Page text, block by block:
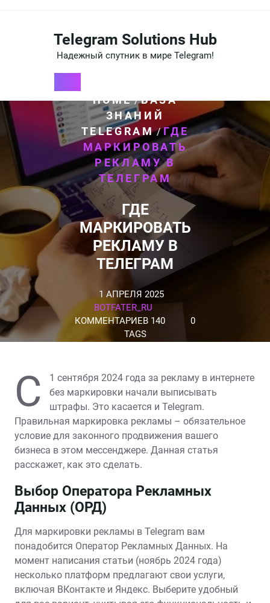
содержимомуTelegram Solutions Hub
Надежный спутник в мире Telegram!
HOME/БАЗА
ЗНАНИЙ
TELEGRAM/ГДЕ
МАРКИРОВАТЬ
РЕКЛАМУ В
ТЕЛЕГРАМ
ГДЕ
МАРКИРОВАТЬ
РЕКЛАМУ В
ТЕЛЕГРАМ
1 АПРЕЛЯ 2025
BOTFATER_RU
КОММЕНТАРИЕВ 140
0
TAGS
С
1 сентября 2024 года за рекламу в интернете
без маркировки начали выписывать
штрафы. Это касается и Telegram.
Правильная маркировка рекламы – обязательное
условие для законного продвижения вашего
бизнеса в этом мессенджере. Данная статья
расскажет, как это сделать.
Выбор Оператора Рекламных
Данных (ОРД)
Для маркировки рекламы в Telegram вам
понадобится Оператор Рекламных Данных. На
момент написания статьи (ноябрь 2024 года)
несколько платформ предлагают свои услуги,
включая ВКонтакте и Яндекс. Выберите удобный